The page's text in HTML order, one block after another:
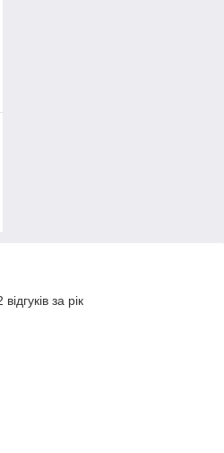
за рік